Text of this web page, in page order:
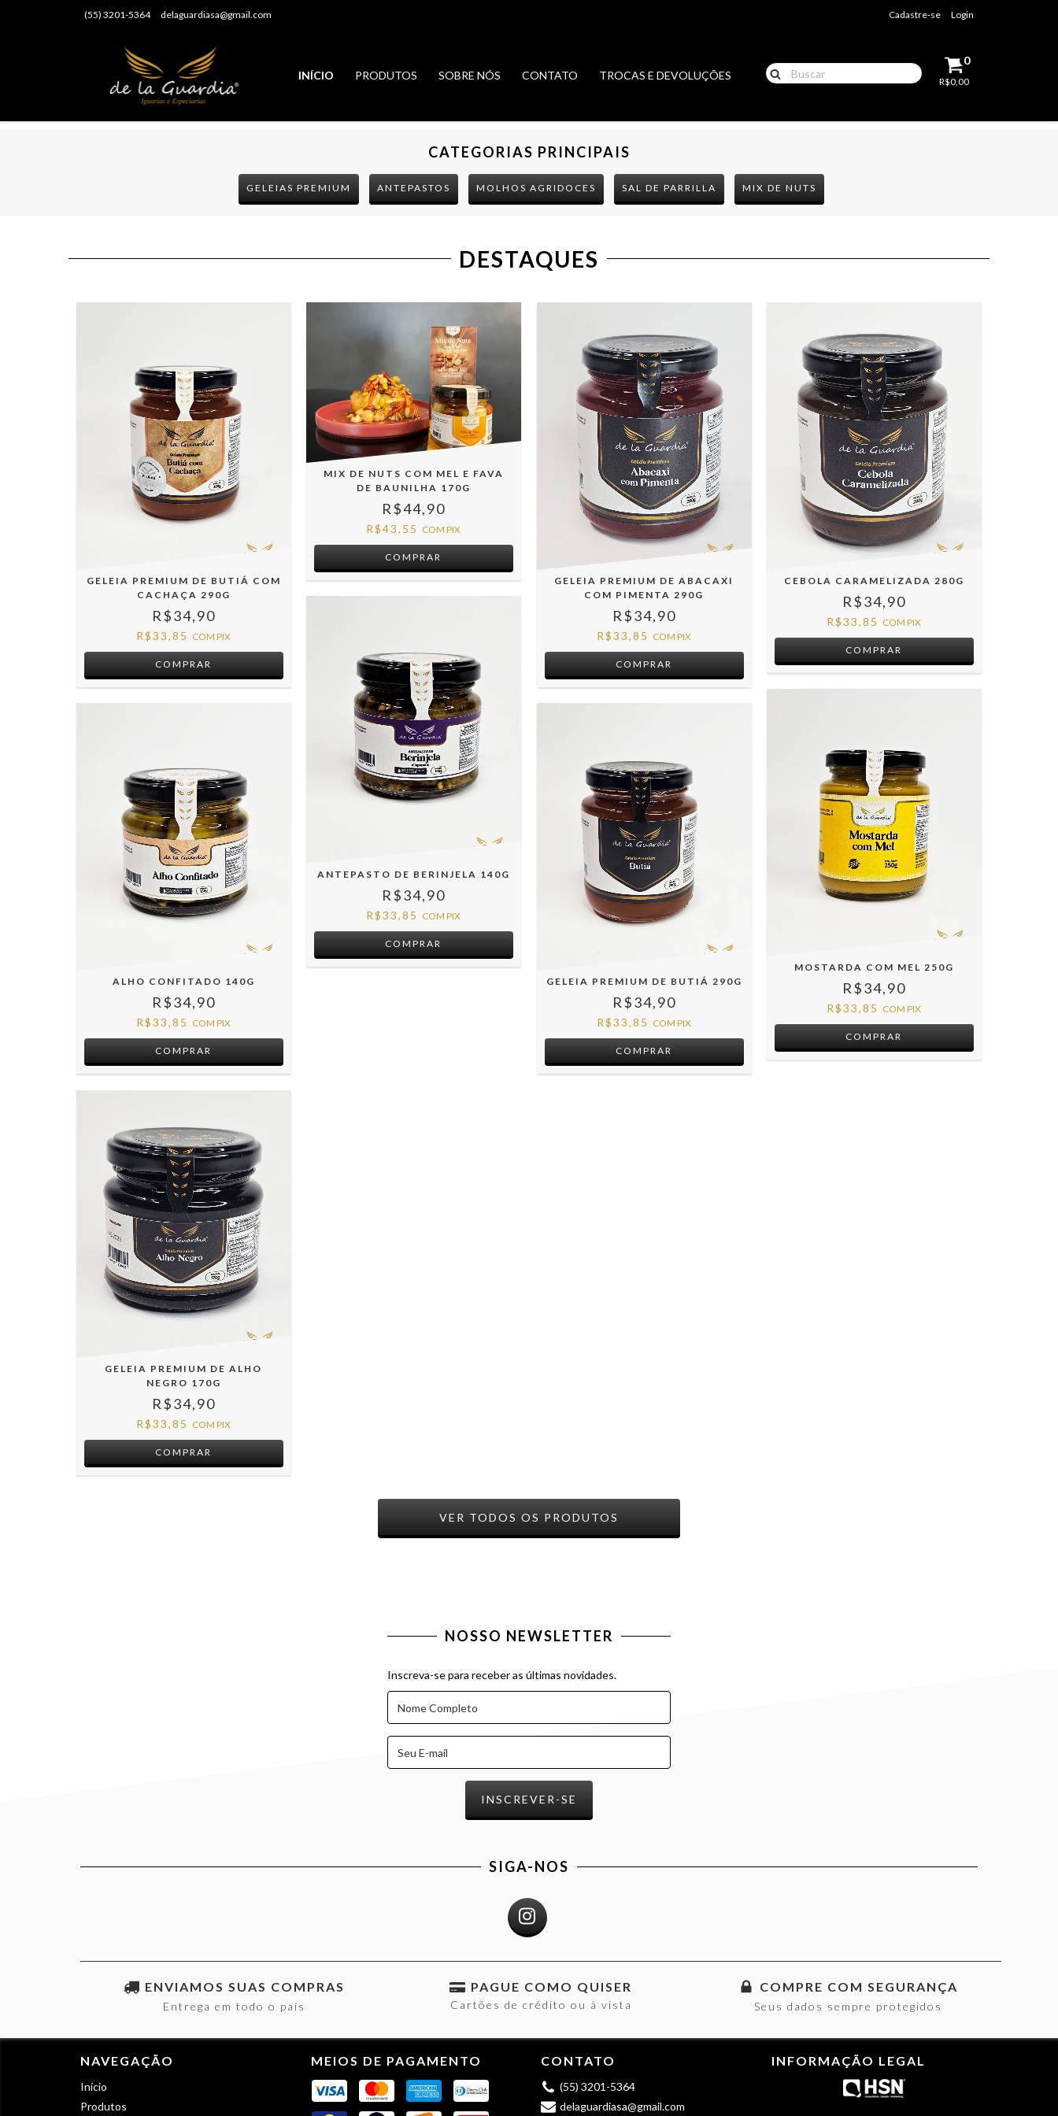
(55) 3201-5364 delaguardiasa@gmail.com Cadastre-se Login
INÍCIO PRODUTOS SOBRE NÓS CONTATO TROCAS E DEVOLUÇÕES
0
R$0,00
CATEGORIAS PRINCIPAIS
GELEIAS PREMIUM ANTEPASTOS MOLHOS AGRIDOCES SAL DE PARRILLA MIX DE NUTS
DESTAQUES
GELEIA PREMIUM DE BUTIÁ COM
CACHAÇA 290G
R$34,90
R$33,85 COM PIX
MIX DE NUTS COM MEL E FAVA
DE BAUNILHA 170G
R$44,90
R$43,55 COM PIX
GELEIA PREMIUM DE ABACAXI
COM PIMENTA 290G
R$34,90
R$33,85 COM PIX
CEBOLA CARAMELIZADA 280G
R$34,90
R$33,85 COM PIX
ALHO CONFITADO 140G
R$34,90
R$33,85 COM PIX
ANTEPASTO DE BERINJELA 140G
R$34,90
R$33,85 COM PIX
GELEIA PREMIUM DE BUTIÁ 290G
R$34,90
R$33,85 COM PIX
MOSTARDA COM MEL 250G
R$34,90
R$33,85 COM PIX
GELEIA PREMIUM DE ALHO
NEGRO 170G
R$34,90
R$33,85 COM PIX
VER TODOS OS PRODUTOS
NOSSO NEWSLETTER
Inscreva-se para receber as últimas novidades.
SIGA-NOS
ENVIAMOS SUAS COMPRAS
Entrega em todo o país
PAGUE COMO QUISER
Cartões de crédito ou à vista
COMPRE COM SEGURANÇA
Seus dados sempre protegidos
NAVEGAÇÃO
Início
Produtos
MEIOS DE PAGAMENTO CONTATO
(55) 3201-5364
delaguardiasa@gmail.com
INFORMAÇÃO LEGAL